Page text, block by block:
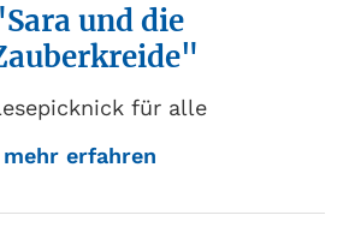
und die
für alle
mehr erfahren